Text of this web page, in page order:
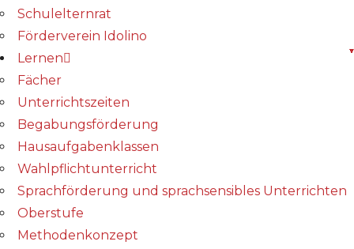
Schulelternrat
Förderverein Idolino
Lernen
Fächer
Unterrichtszeiten
Begabungs­förderung
Hausaufgabenklassen
Wahlpflichtunterricht
Sprachförderung und sprachsensibles Unterrichten
Oberstufe
Methodenkonzept